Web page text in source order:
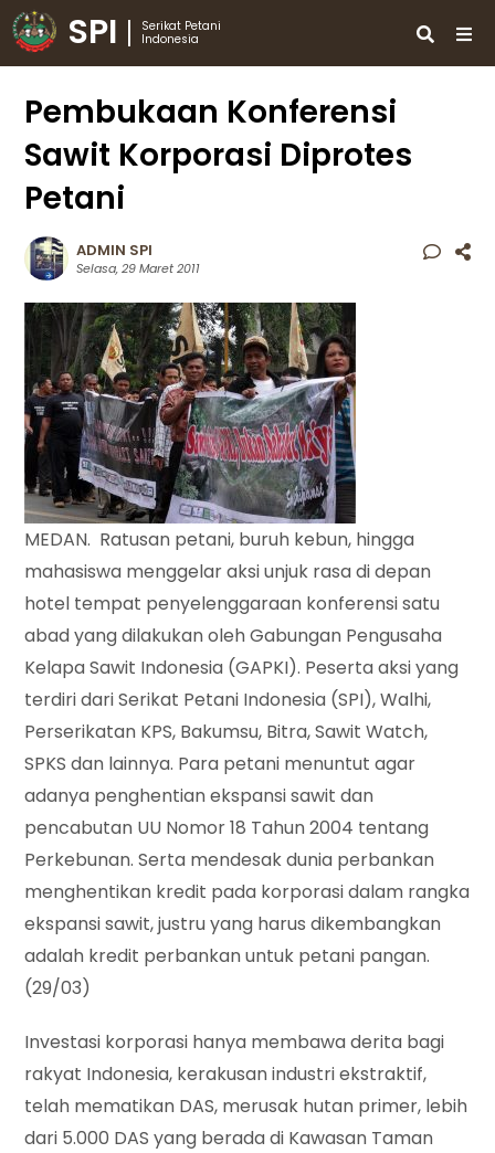
SPI
Serikat Petani
Indonesia
Pembukaan Konferensi
Sawit Korporasi Diprotes
Petani
ADMIN SPI
Selasa, 29 Maret 2011
MEDAN. Ratusan petani, buruh kebun, hingga
mahasiswa menggelar aksi unjuk rasa di depan
hotel tempat penyelenggaraan konferensi satu
abad yang dilakukan oleh Gabungan Pengusaha
Kelapa Sawit Indonesia (GAPKI). Peserta aksi yang
terdiri dari Serikat Petani Indonesia (SPI), Walhi,
Perserikatan KPS, Bakumsu, Bitra, Sawit Watch,
SPKS dan lainnya. Para petani menuntut agar
adanya penghentian ekspansi sawit dan
pencabutan UU Nomor 18 Tahun 2004 tentang
Perkebunan. Serta mendesak dunia perbankan
menghentikan kredit pada korporasi dalam rangka
ekspansi sawit, justru yang harus dikembangkan
adalah kredit perbankan untuk petani pangan.
(29/03)
Investasi korporasi hanya membawa derita bagi
rakyat Indonesia, kerakusan industri ekstraktif,
telah mematikan DAS, merusak hutan primer, lebih
dari 5.000 DAS yang berada di Kawasan Taman